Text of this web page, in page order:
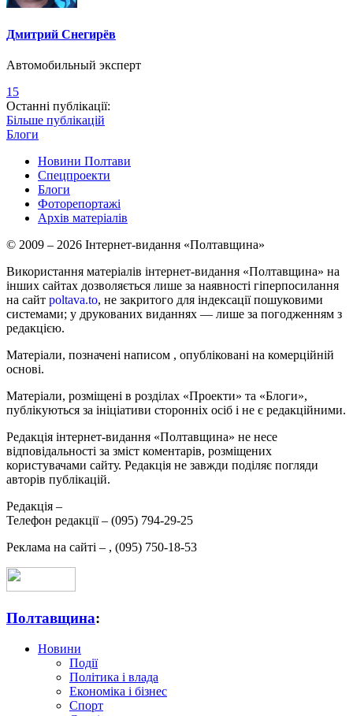
Дмитрий Снегирёв
Автомобильный эксперт
15
Останні публікації:
Більше публікацій
Блоги
Новини Полтави
Спецпроекти
Блоги
Фоторепортажі
Архів матеріалів
© 2009 – 2026 Інтернет-видання «Полтавщина»
Використання матеріалів інтернет-видання «Полтавщина» на
інших сайтах дозволяється лише за наявності гіперпосилання
на сайт poltava.to, не закритого для індексації пошуковими
системами; у друкованих виданнях — лише за погодженням з
редакцією.
Матеріали, позначені написом , опубліковані на комерційній
основі.
Матеріали, розміщені в розділах «Проекти» та «Блоги»,
публікуються за ініціативи сторонніх осіб і не є редакційними.
Редакція інтернет-видання «Полтавщина» не несе
відповідальності за зміст коментарів, розміщених
користувачами сайту. Редакція не завжди поділяє погляди
авторів публікацій.
Редакція –
Телефон редакції – (095) 794-29-25
Реклама на сайті – , (095) 750-18-53
Полтавщина:
Новини
Події
Політика і влада
Економіка і бізнес
Спорт